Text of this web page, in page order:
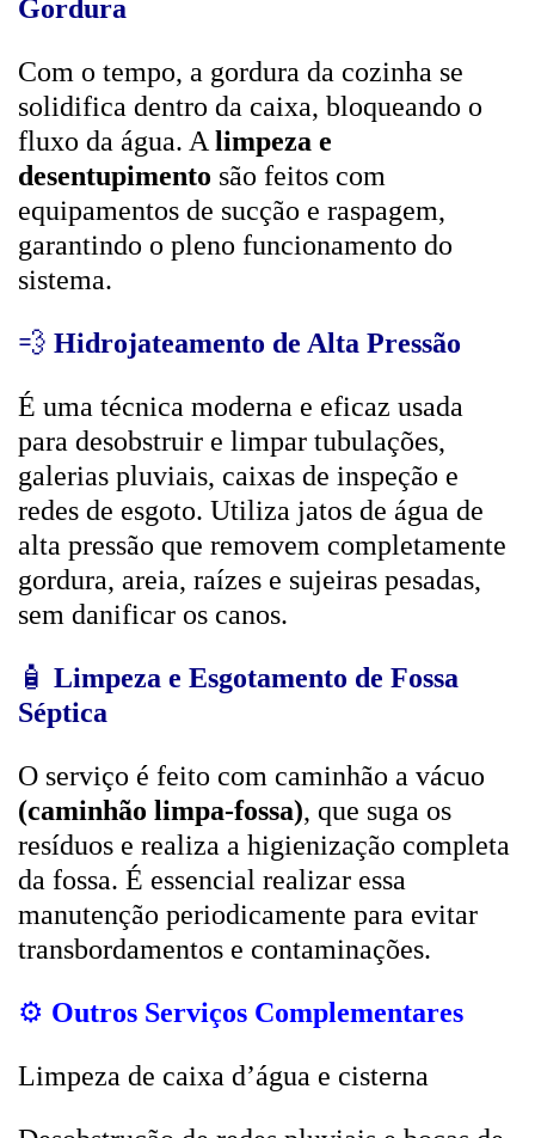
Gordura
Com o tempo, a gordura da cozinha se
solidifica dentro da caixa, bloqueando o
fluxo da água. A limpeza e
desentupimento são feitos com
equipamentos de sucção e raspagem,
garantindo o pleno funcionamento do
sistema.
💨 Hidrojateamento de Alta Pressão
É uma técnica moderna e eficaz usada
para desobstruir e limpar tubulações,
galerias pluviais, caixas de inspeção e
redes de esgoto. Utiliza jatos de água de
alta pressão que removem completamente
gordura, areia, raízes e sujeiras pesadas,
sem danificar os canos.
🧴 Limpeza e Esgotamento de Fossa
Séptica
O serviço é feito com caminhão a vácuo
(caminhão limpa-fossa), que suga os
resíduos e realiza a higienização completa
da fossa. É essencial realizar essa
manutenção periodicamente para evitar
transbordamentos e contaminações.
⚙️ Outros Serviços Complementares
Limpeza de caixa d’água e cisterna